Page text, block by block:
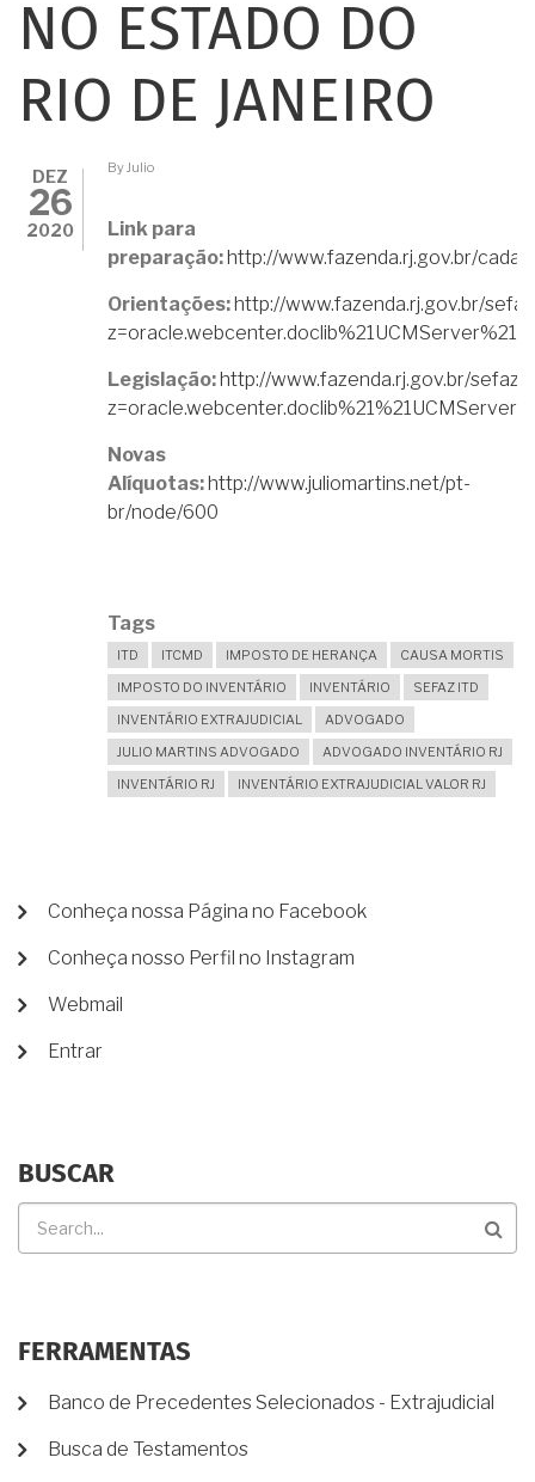
NO ESTADO DO
RIO DE JANEIRO
DEZ
26
2020
By Julio
Link para
preparação:http://www.fazenda.rj.gov.br/
Orientações:http://www.fazenda.rj.gov.br/
Legislação:http://www.fazenda.rj.gov.br/
Novas
Alíquotas:http://www.juliomartins.net/pt-
br/node/600
Tags
ITD ITCMD IMPOSTO DE HERANÇA
CAUSA MORTIS
IMPOSTO DO INVENTÁRIO
INVENTÁRIO
SEFAZ ITD
INVENTÁRIO EXTRAJUDICIAL
ADVOGADO
JULIO MARTINS ADVOGADO
ADVOGADO INVENTÁRIO RJ
INVENTÁRIO RJ
INVENTÁRIO EXTRAJUDICIAL VALOR RJ
MENU
CONTA
DE
Conheça nossa Página no Facebook
Conheça nosso Perfil no Instagram
Webmail
Entrar
BUSCAR
FERRAMENTAS
Banco de Precedentes Selecionados - Extrajudicial
Busca de Testamentos